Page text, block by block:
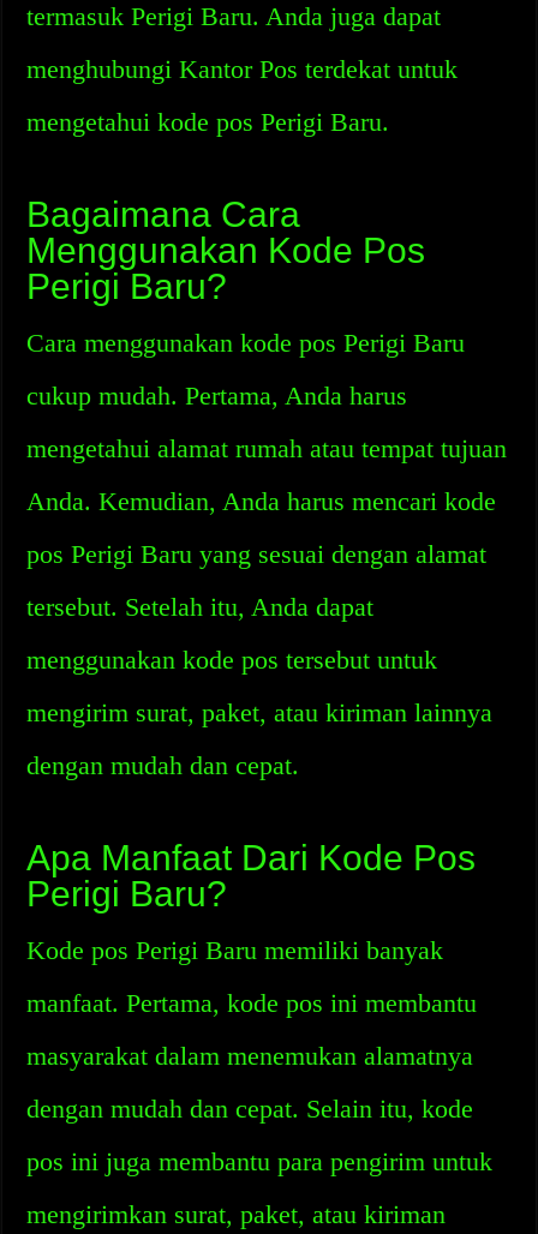
termasuk Perigi Baru. Anda juga dapat
menghubungi Kantor Pos terdekat untuk
mengetahui kode pos Perigi Baru.
Bagaimana Cara
Menggunakan Kode Pos
Perigi Baru?
Cara menggunakan kode pos Perigi Baru
cukup mudah. Pertama, Anda harus
mengetahui alamat rumah atau tempat tujuan
Anda. Kemudian, Anda harus mencari kode
pos Perigi Baru yang sesuai dengan alamat
tersebut. Setelah itu, Anda dapat
menggunakan kode pos tersebut untuk
mengirim surat, paket, atau kiriman lainnya
dengan mudah dan cepat.
Apa Manfaat Dari Kode Pos
Perigi Baru?
Kode pos Perigi Baru memiliki banyak
manfaat. Pertama, kode pos ini membantu
masyarakat dalam menemukan alamatnya
dengan mudah dan cepat. Selain itu, kode
pos ini juga membantu para pengirim untuk
mengirimkan surat, paket, atau kiriman